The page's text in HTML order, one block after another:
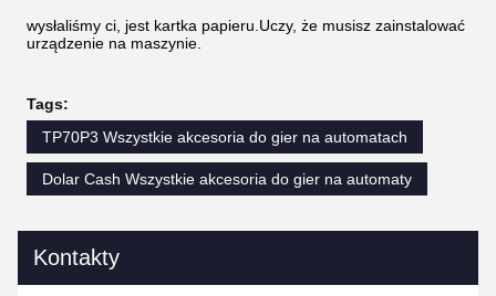
wysłaliśmy ci, jest kartka papieru.Uczy, że musisz zainstalować
urządzenie na maszynie.
Tags:
TP70P3 Wszystkie akcesoria do gier na automatach
Dolar Cash Wszystkie akcesoria do gier na automaty
Kontakty